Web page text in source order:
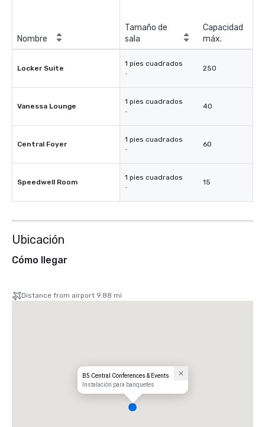
Nombre
Tamaño de
sala
Capacidad
máx.
Locker Suite
1 pies cuadrados
-
250
Vanessa Lounge
1 pies cuadrados
-
40
Central Foyer
1 pies cuadrados
-
60
Speedwell Room
1 pies cuadrados
-
15
Ubicación
Cómo llegar
Distance from airport 9.88 mi
B5 Central Conferences & Events
Instalación para banquetes